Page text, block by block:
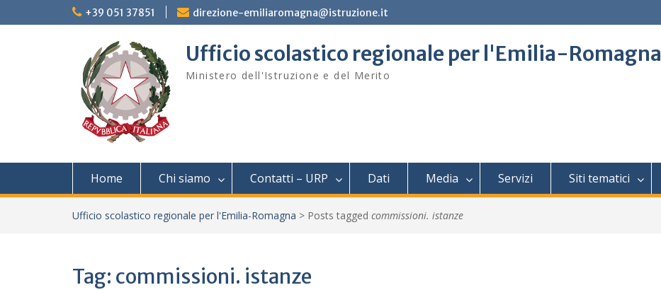
to
+39 051 37851 direzione-emiliaromagna@istruzione.it
Ufficio scolastico regionale per l'Emilia-Romagna
Ministero dell'Istruzione e del Merito
Home Chi siamo Contatti – URP Dati Media Servizi Siti tematici
Ufficio scolastico regionale per l'Emilia-Romagna > Posts tagged commissioni. istanze
Tag: commissioni. istanze